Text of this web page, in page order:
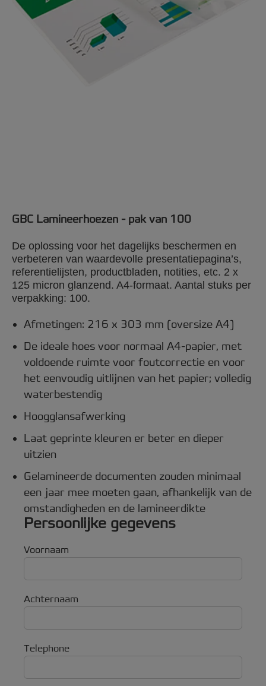
GBC Lamineerhoezen - pak van 100
De oplossing voor het dagelijks beschermen en
verbeteren van waardevolle presentatiepagina’s,
referentielijsten, productbladen, notities, etc. 2 x
125 micron glanzend. A4-formaat. Aantal stuks per
verpakking: 100.
Afmetingen: 216 x 303 mm (oversize A4)
De ideale hoes voor normaal A4-papier, met
voldoende ruimte voor foutcorrectie en voor
het eenvoudig uitlijnen van het papier; volledig
waterbestendig
Hoogglansafwerking
Laat geprinte kleuren er beter en dieper
uitzien
Gelamineerde documenten zouden minimaal
een jaar mee moeten gaan, afhankelijk van de
omstandigheden en de lamineerdikte
Persoonlijke gegevens
Voornaam
Achternaam
Telephone